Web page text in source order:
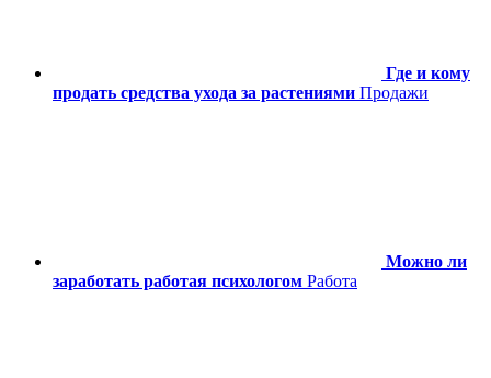
Где и кому
продать средства ухода за растениями Продажи
Можно ли
заработать работая психологом Работа